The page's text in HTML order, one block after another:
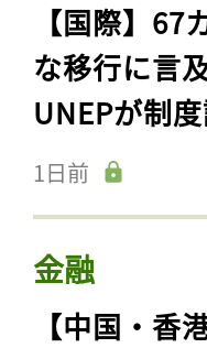
【国際】
な移行に言
UNEPが制
1日前
金融
【中国・香